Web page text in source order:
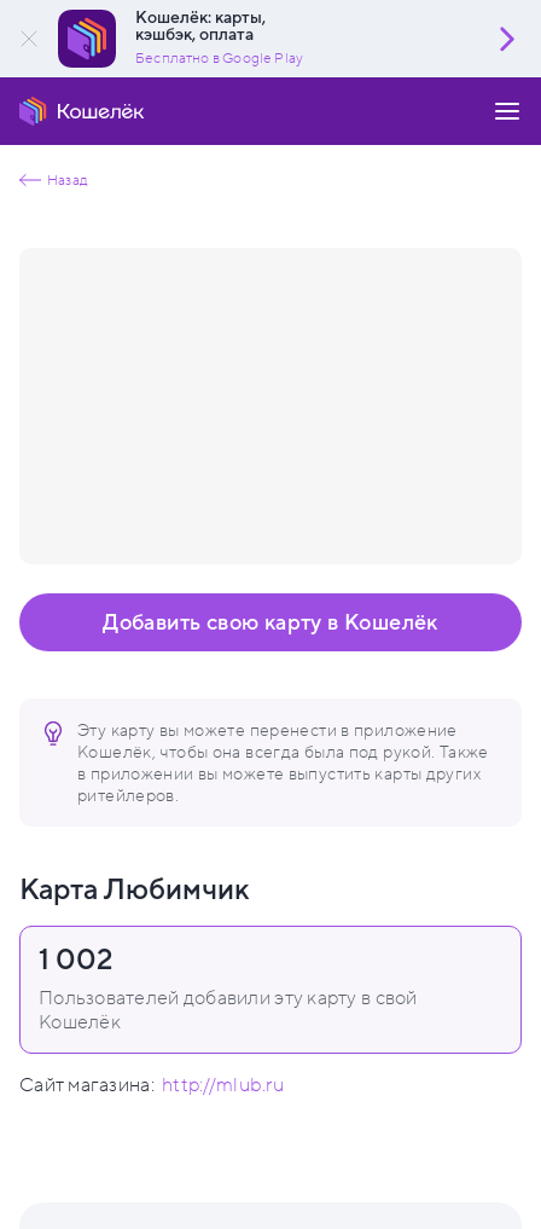
Кошелёк: карты,
кэшбэк, оплата
Бесплатно в Google Play
Назад
Эту карту вы можете перенести в приложение
Кошелёк, чтобы она всегда была под рукой. Также
в приложении вы можете выпустить карты других
ритейлеров.
Добавить свою карту в Кошелёк
Карта Любимчик
1 002
Пользователей добавили эту карту в свой
Кошелёк
Сайт магазина: http://mlub.ru